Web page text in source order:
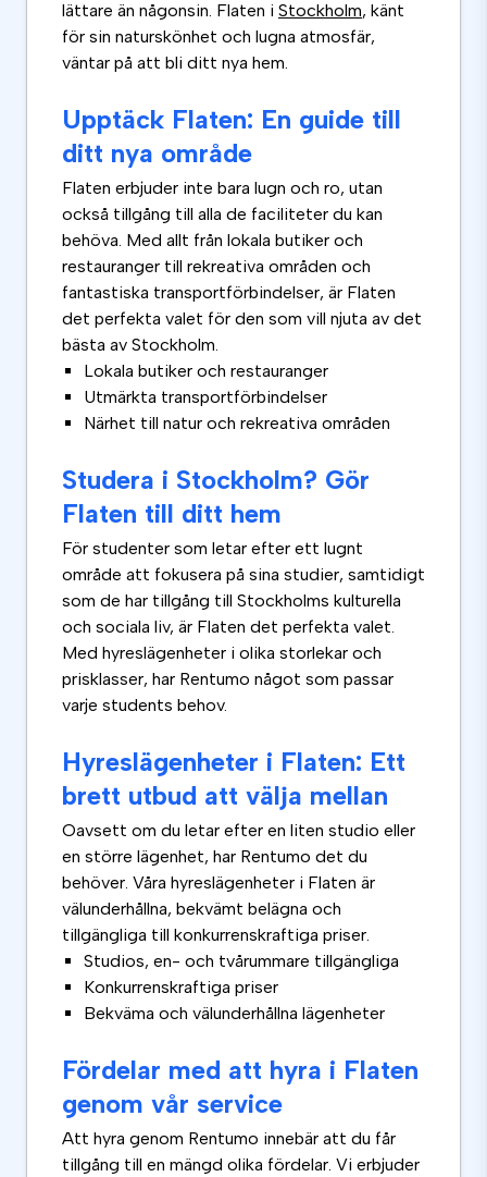
lättare än någonsin. Flaten i Stockholm, känt
för sin naturskönhet och lugna atmosfär,
väntar på att bli ditt nya hem.
Upptäck Flaten: En guide till
ditt nya område
Flaten erbjuder inte bara lugn och ro, utan
också tillgång till alla de faciliteter du kan
behöva. Med allt från lokala butiker och
restauranger till rekreativa områden och
fantastiska transportförbindelser, är Flaten
det perfekta valet för den som vill njuta av det
bästa av Stockholm.
Lokala butiker och restauranger
Utmärkta transportförbindelser
Närhet till natur och rekreativa områden
Studera i Stockholm? Gör
Flaten till ditt hem
För studenter som letar efter ett lugnt
område att fokusera på sina studier, samtidigt
som de har tillgång till Stockholms kulturella
och sociala liv, är Flaten det perfekta valet.
Med hyreslägenheter i olika storlekar och
prisklasser, har Rentumo något som passar
varje students behov.
Hyreslägenheter i Flaten: Ett
brett utbud att välja mellan
Oavsett om du letar efter en liten studio eller
en större lägenhet, har Rentumo det du
behöver. Våra hyreslägenheter i Flaten är
välunderhållna, bekvämt belägna och
tillgängliga till konkurrenskraftiga priser.
Studios, en- och tvårummare tillgängliga
Konkurrenskraftiga priser
Bekväma och välunderhållna lägenheter
Fördelar med att hyra i Flaten
genom vår service
Att hyra genom Rentumo innebär att du får
tillgång till en mängd olika fördelar. Vi erbjuder